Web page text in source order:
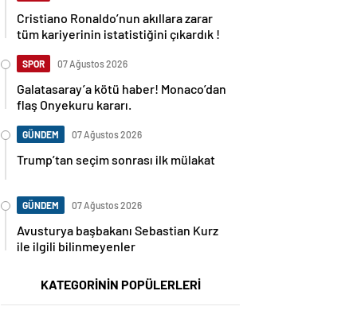
Cristiano Ronaldo’nun akıllara zarar
tüm kariyerinin istatistiğini çıkardık !
SPOR 07 Ağustos 2026
Galatasaray’a kötü haber! Monaco’dan
flaş Onyekuru kararı.
GÜNDEM 07 Ağustos 2026
Trump’tan seçim sonrası ilk mülakat
GÜNDEM 07 Ağustos 2026
Avusturya başbakanı Sebastian Kurz
ile ilgili bilinmeyenler
KATEGORİNİN POPÜLERLERİ